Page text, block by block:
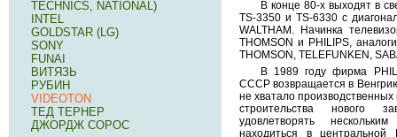
В конце 80-х выходят в
TS-3350 и TS-6330 с
WALTHAM. Начинка
THOMSON и PHILIPS,
THOMSON, TELEFUNKEN,
В 1989 году фирма
СССР возвращается в
не хватало
строительства нового
удовлетворять
находиться в центральной
TECHNICS, NATIONAL)
INTEL
GOLDSTAR (LG)
SONY
FUNAI
ВИТЯЗЬ
РУБИН
VIDEOTON
ТЕД ТЕРНЕР
ДЖОРДЖ СОРОС